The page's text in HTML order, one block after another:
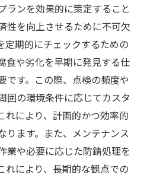
の人為的ミスを削減
たらす影響
ための技術
効率の向上
動化機器の活用
未来の展望
果
プが鉄骨工事の品質を支
ランを効果的に策定すること
性を向上させるために不可欠
定期的にチェックするための
食や劣化を早期に発見する仕
です。この際、点検の頻度や
囲の環境条件に応じてカスタ
れにより、計画的かつ効率的
ります。また、メンテナンス
業や必要に応じた防錆処理を
れにより、長期的な観点での